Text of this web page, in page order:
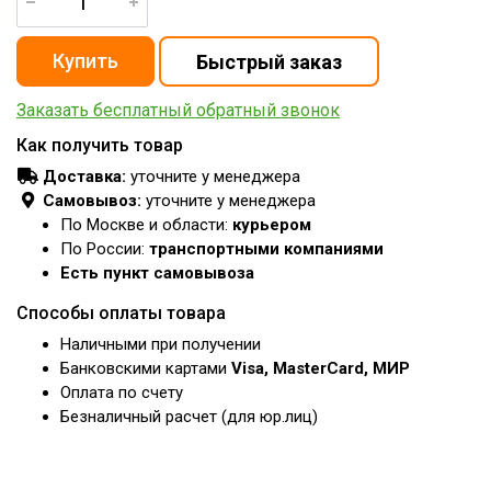
Заказать бесплатный обратный звонок
Как получить товар
Доставка: уточните у менеджера
Самовывоз: уточните у менеджера
По Москве и области: курьером
По России: транспортными компаниями
Есть пункт самовывоза
Способы оплаты товара
Наличными при получении
Банковскими картами Visa, MasterCard, МИР
Оплата по счету
Безналичный расчет (для юр.лиц)